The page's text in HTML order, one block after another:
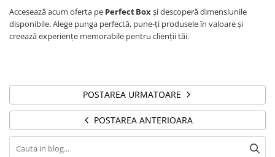
Accesează acum oferta pe Perfect Boxşi descoperă dimensiunile
disponibile. Alege punga perfectă, pune‑ți produsele în valoare şi
creează experienţe memorabile pentru clienţii tăi.
POSTAREA URMATOARE
POSTAREA ANTERIOARA